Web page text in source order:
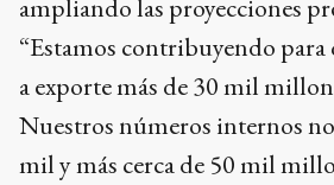
ampliando las proyecciones
“Estamos contribuyendo
a exporte más de 30 mil
Nuestros números internos
mil y más cerca de 50 mil